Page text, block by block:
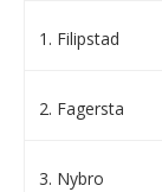
1. Filipstad
2. Fagersta
3. Nybro